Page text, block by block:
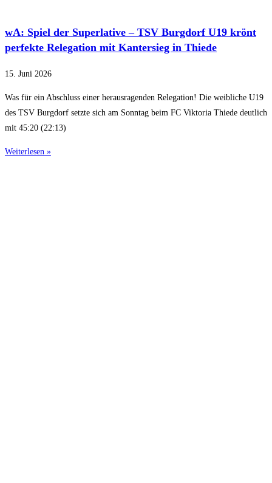
wA: Spiel der Superlative – TSV Burgdorf U19 krönt
perfekte Relegation mit Kantersieg in Thiede
15. Juni 2026
Was für ein Abschluss einer herausragenden Relegation! Die weibliche U19
des TSV Burgdorf setzte sich am Sonntag beim FC Viktoria Thiede deutlich
mit 45:20 (22:13)
Weiterlesen »